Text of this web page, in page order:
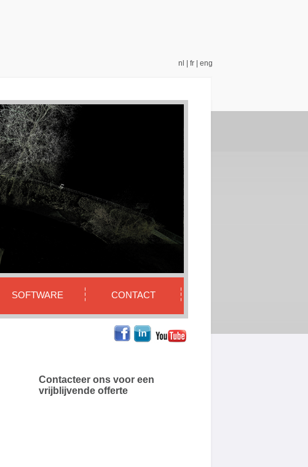
nl fr eng
SOFTWARE CONTACT
Contacteer ons voor een
vrijblijvende offerte